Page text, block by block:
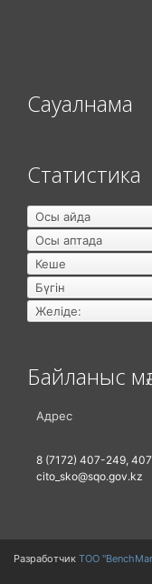
Сауалнама
Статистика
Осы айда
Осы аптада
Кеше
Бүгін
Желіде:
Байланыс
Адрес
8 (7172) 407-249,
cito_sko@sqo.gov.kz
Разработчик ТОО